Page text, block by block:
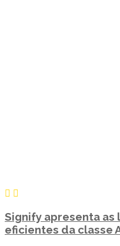
Signify apresenta as
eficientes da classe